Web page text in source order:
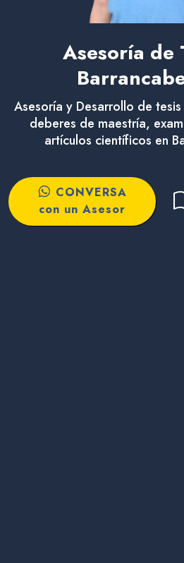
Asesoría de
Asesoría y Desarrollo de
deberes de maestría,
artículos científicos en
CONVERSA
con un Asesor